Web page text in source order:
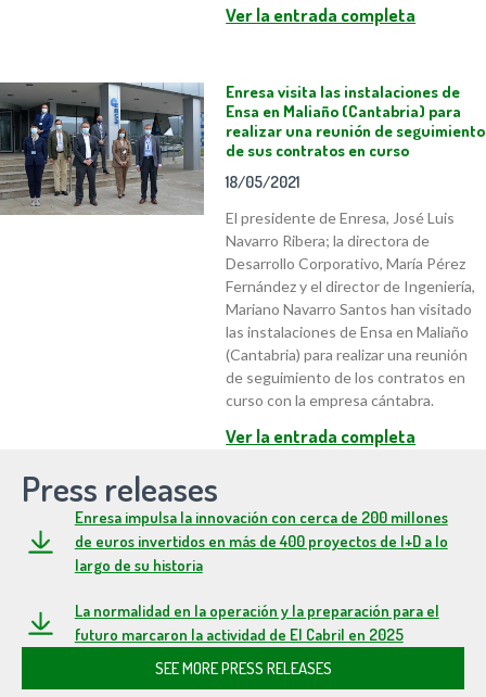
Ver la entrada completa
Enresa visita las instalaciones de
Ensa en Maliaño (Cantabria) para
realizar una reunión de seguimiento
de sus contratos en curso
18/05/2021
El presidente de Enresa, José Luis
Navarro Ribera; la directora de
Desarrollo Corporativo, María Pérez
Fernández y el director de Ingeniería,
Mariano Navarro Santos han visitado
las instalaciones de Ensa en Maliaño
(Cantabria) para realizar una reunión
de seguimiento de los contratos en
curso con la empresa cántabra.
Ver la entrada completa
Press releases
Enresa impulsa la innovación con cerca de 200 millones
de euros invertidos en más de 400 proyectos de I+D a lo
largo de su historia
La normalidad en la operación y la preparación para el
futuro marcaron la actividad de El Cabril en 2025
SEE MORE PRESS RELEASES